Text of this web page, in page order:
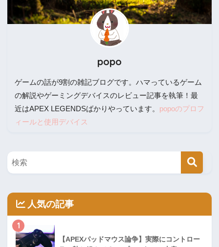
popo
ゲームの話が9割の雑記ブログです。ハマっているゲーム
の解説やゲーミングデバイスのレビュー記事を執筆！最
近はAPEX LEGENDSばかりやっています。 popoのプロフ
ィールと使用デバイス
人気の記事
1
【APEXパッドマウス論争】実際にコントロー